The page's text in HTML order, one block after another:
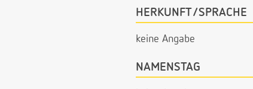
HERKUNFT/SPRACHE
keine Angabe
NAMENSTAG